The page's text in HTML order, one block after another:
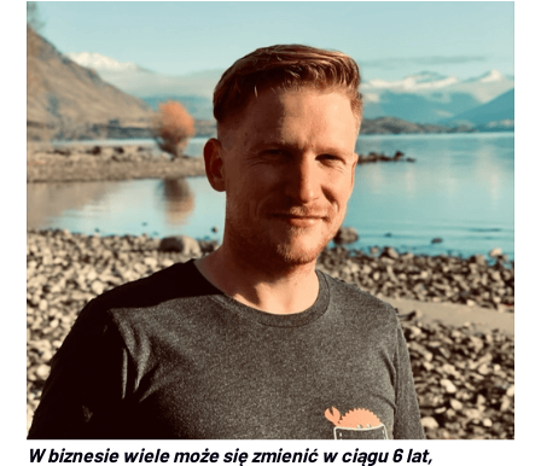
W biznesie wiele może się zmienić w ciągu 6 lat,